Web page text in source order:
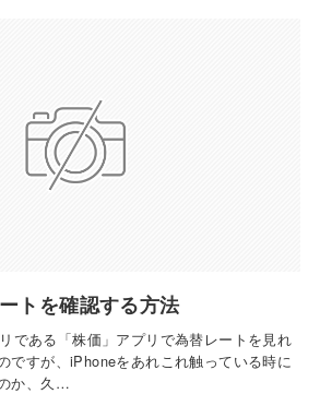
トを確認する方法
である「株価」アプリで為替レートを見れ
ですが、iPhoneをあれこれ触っている時に
か、久…